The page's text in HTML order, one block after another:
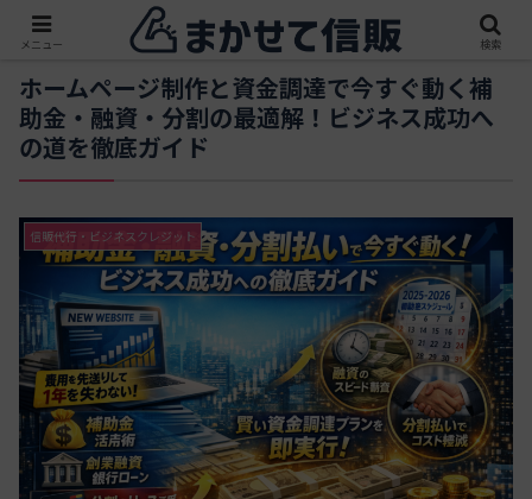
ホームページ制作と資金調達で今すぐ動く補
助金・融資・分割の最適解！ビジネス成功へ
の道を徹底ガイド
信販代行・ビジネスクレジット
メニュー 検索